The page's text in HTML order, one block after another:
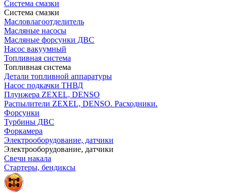
Система смазки
Система смазки
Масловлагоотделитель
Масляные насосы
Масляные форсунки ДВС
Насос вакуумный
Топливная система
Топливная система
Детали топливной аппаратуры
Насос подкачки ТНВД
Плунжера ZEXEL, DENSO
Распылители ZEXEL, DENSO. Расходники.
Форсунки
Турбины ДВС
Форкамера
Электрооборудование, датчики
Электрооборудование, датчики
Свечи накала
Стартеры, бендиксы